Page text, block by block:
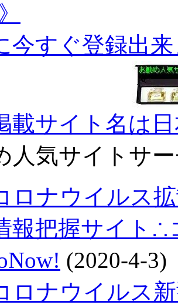
今すぐ登録出
載サイト名は
人気サイトサ
ロナウイルス
報把握サイト
(2020-4-3)
ロナウイルス